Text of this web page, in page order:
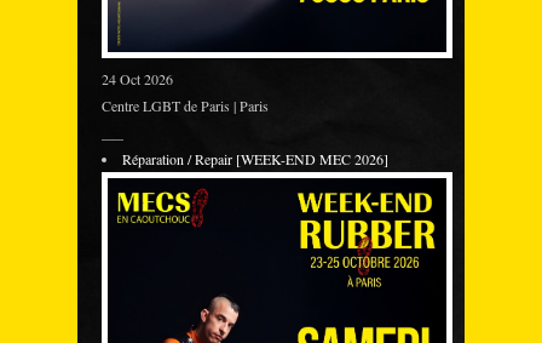
24 Oct 2026
Centre LGBT de Paris | Paris
Réparation / Repair [WEEK-END MEC 2026]